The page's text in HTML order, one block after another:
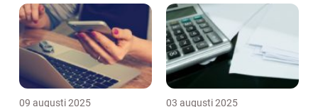
09 augusti 2025 03 augusti 2025